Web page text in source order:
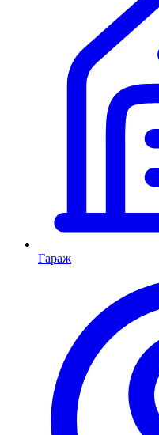
Гараж